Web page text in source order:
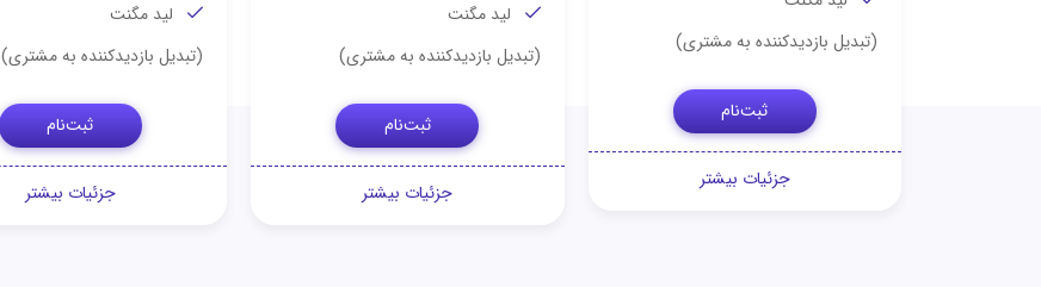
(تبدیل بازدیدکننده به مشتری)
ثبت‌نام
جزئیات بیشتر
لید مگنت
(تبدیل بازدیدکننده به مشتری)
ثبت‌نام
جزئیات بیشتر
لید مگنت
(تبدیل بازدیدکننده به مشتری)
ثبت‌نام
جزئیات بیشتر